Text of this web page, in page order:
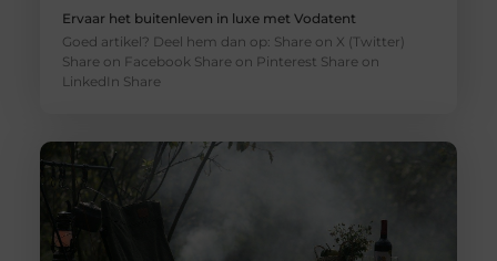
Ervaar het buitenleven in luxe met Vodatent
Goed artikel? Deel hem dan op: Share on X (Twitter)
Share on Facebook Share on Pinterest Share on
LinkedIn Share